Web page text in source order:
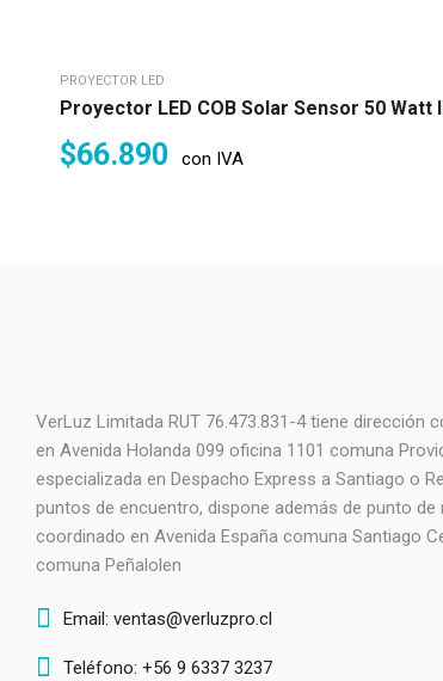
PROYECTOR LED
Proyector LED COB Solar Sensor 50 Watt
$66.890 con IVA
VerLuz Limitada RUT 76.473.831-4 tiene dirección
en Avenida Holanda 099 oficina 1101 comuna
especializada en Despacho Express a Santiago o
puntos de encuentro, dispone además de punto de
coordinado en Avenida España comuna Santiago
comuna Peñalolen
Email: ventas@verluzpro.cl
Teléfono: +56 9 6337 3237